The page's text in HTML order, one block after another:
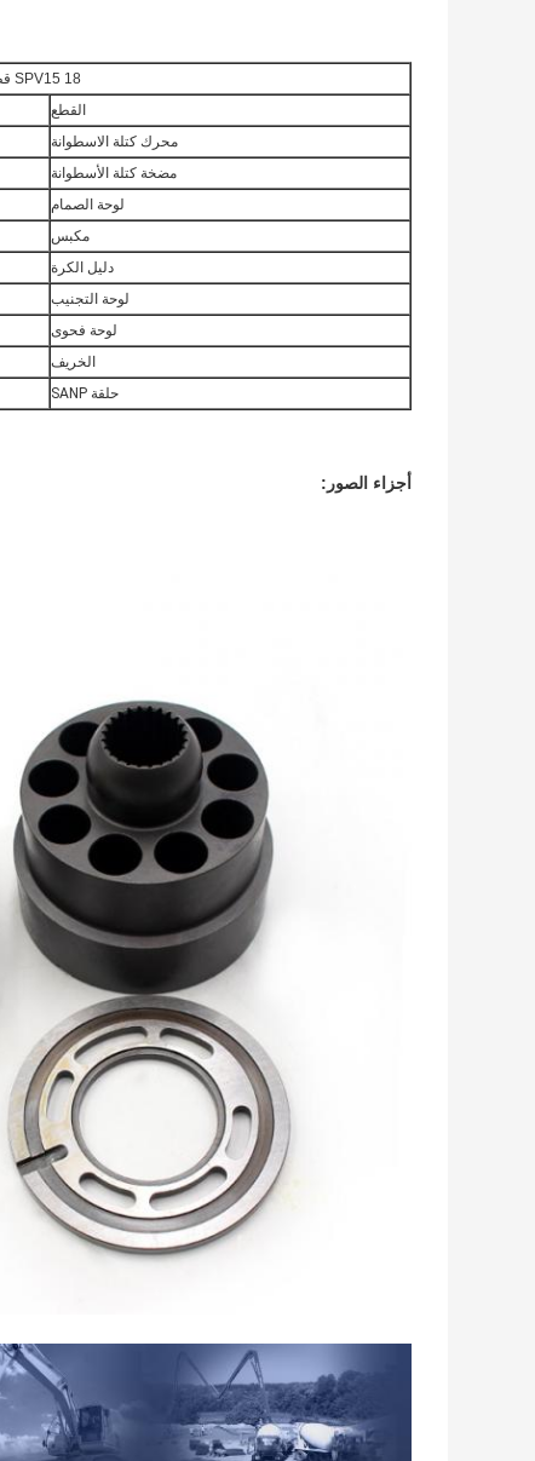
SPV15 18 قطع غيار
القطع
محرك كتلة الاسطوانة
مضخة كتلة الأسطوانة
لوحة الصمام
مكبس
دليل الكرة
لوحة التجنيب
لوحة فحوى
الخريف
حلقة SANP
أجزاء الصور: